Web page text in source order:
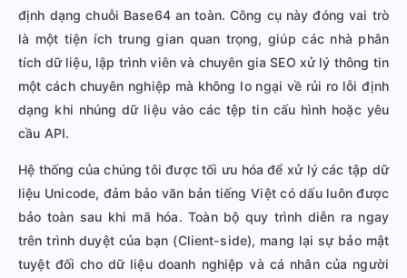
định dạng chuỗi Base64 an toàn. Công cụ này đóng vai trò
là một tiện ích trung gian quan trọng, giúp các nhà phân
tích dữ liệu, lập trình viên và chuyên gia SEO xử lý thông tin
một cách chuyên nghiệp mà không lo ngại về rủi ro lỗi định
dạng khi nhúng dữ liệu vào các tệp tin cấu hình hoặc yêu
cầu API.
Hệ thống của chúng tôi được tối ưu hóa để xử lý các tập dữ
liệu Unicode, đảm bảo văn bản tiếng Việt có dấu luôn được
bảo toàn sau khi mã hóa. Toàn bộ quy trình diễn ra ngay
trên trình duyệt của bạn (Client-side), mang lại sự bảo mật
tuyệt đối cho dữ liệu doanh nghiệp và cá nhân của người